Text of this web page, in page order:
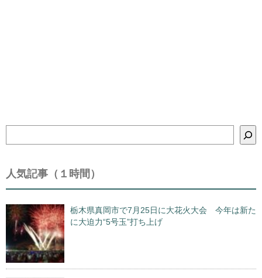
索
人気記事（１時間）
栃木県真岡市で7月25日に大花火大会 今年は新た
に大迫力“5号玉”打ち上げ